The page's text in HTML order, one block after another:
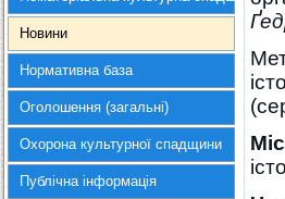
Новини
Нормативна база
Оголошення (загальні)
Охорона культурної спадщини
Публічна інформація